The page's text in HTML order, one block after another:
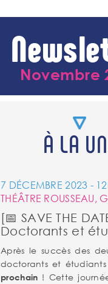
Novembre
À LA
7 DÉCEMBRE 2023 -
THÉÂTRE ROUSSEAU,
[📅 SAVE THE
Doctorants et
Après le succès des
doctorants et
prochain ! Cette